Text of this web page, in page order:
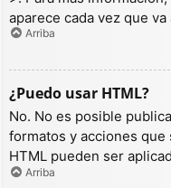
aparece cada vez que
Arriba
¿Puedo usar HTML?
No. No es posible
formatos y acciones
HTML pueden ser
Arriba